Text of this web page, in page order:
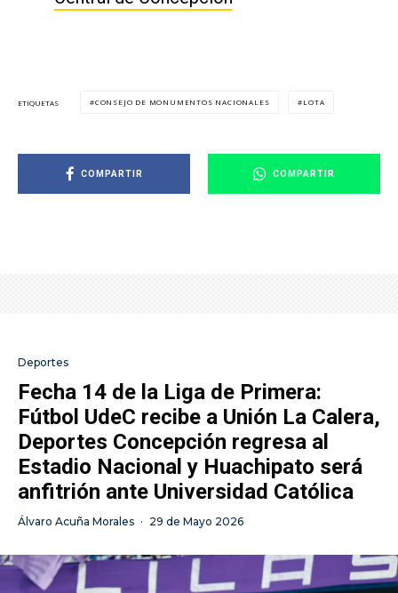
ETIQUETAS CONSEJO DE MONUMENTOS NACIONALES LOTA
COMPARTIR COMPARTIR
Deportes
Fecha 14 de la Liga de Primera:
Fútbol UdeC recibe a Unión La Calera,
Deportes Concepción regresa al
Estadio Nacional y Huachipato será
anfitrión ante Universidad Católica
Álvaro Acuña Morales · 29 de Mayo 2026